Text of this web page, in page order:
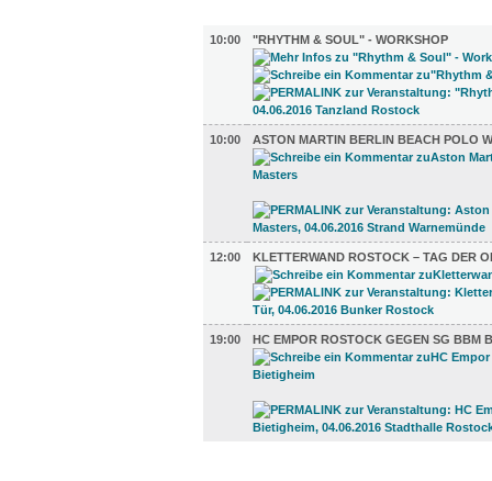
10:00
"RHYTHM & SOUL" - WORKSHOP
10:00 ASTON MARTIN BERLIN BEACH POLO
12:00 KLETTERWAND ROSTOCK – TAG DER
19:00 HC EMPOR ROSTOCK GEGEN SG BBM